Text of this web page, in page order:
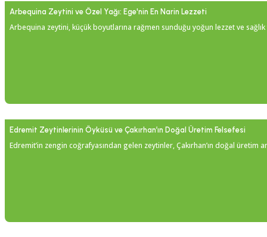
Arbequina Zeytini ve Özel Yağı: Ege'nin En Narin Lezzeti
Arbequina zeytini, küçük boyutlarına rağmen sunduğu yoğun lezzet ve
Edremit Zeytinlerinin Öyküsü ve Çakırhan’ın Doğal Üretim Felsefesi
Edremit’in zengin coğrafyasından gelen zeytinler, Çakırhan’ın doğal